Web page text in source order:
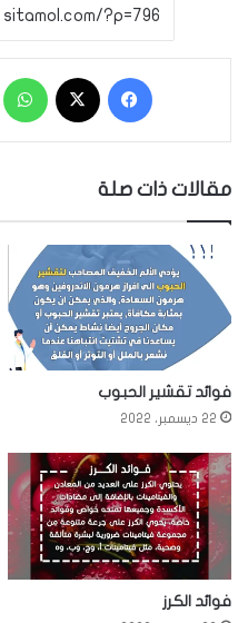
مقالات ذات صلة
فوائد تقشير الحبوب
22 ديسمبر، 2022
فوائد الكرز